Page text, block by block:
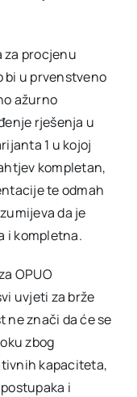
za procjenu
bi u prvenstveno
ažurno
rješenja u
1 u kojoj
kompletan,
te odmah
da je
i kompletna.
OPUO
uvjeti za brže
ne znači da će se
zbog
kapaciteta,
i